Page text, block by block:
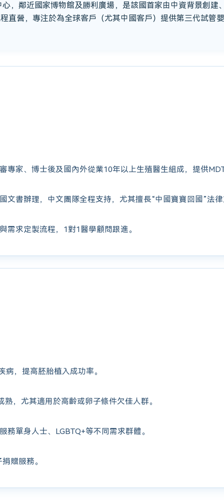
，鄰近國家博物館及勝利廣場，是該國首家由中資背景創建
直營，專注於為全球客戶（尤其中國客戶）提供第三代試管
專家、博士後及國內外從業10年以上生殖醫生組成，提供
文書辦理，中文團隊全程支持，尤其擅長“中國寶寶回國”法
需求定製流程，1對1醫學顧問跟進。
病，提高胚胎植入成功率。
熟，尤其適用於高齡或卵子條件欠佳人群。
務單身人士、LGBTQ+等不同需求群體。
贈服務。